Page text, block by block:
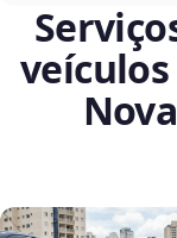
veículos